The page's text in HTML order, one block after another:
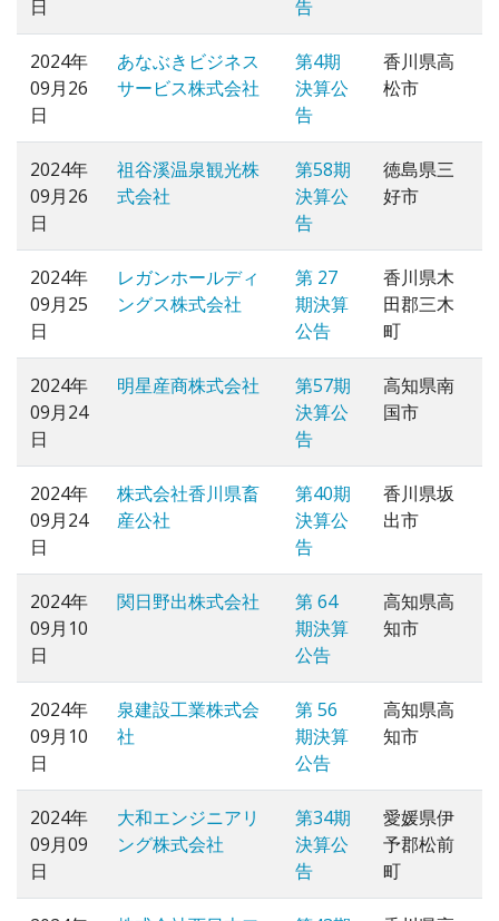
日 告
2024年
09月26
日
あなぶきビジネス
サービス株式会社
第4期
決算公
告
香川県高
松市
2024年
09月26
日
祖谷溪温泉観光株
式会社
第58期
決算公
告
徳島県三
好市
2024年
09月25
日
レガンホールディ
ングス株式会社
第 27
期決算
公告
香川県木
田郡三木
町
2024年
09月24
日
明星産商株式会社
第57期
決算公
告
高知県南
国市
2024年
09月24
日
株式会社香川県畜
産公社
第40期
決算公
告
香川県坂
出市
2024年
09月10
日
関日野出株式会社
第 64
期決算
公告
高知県高
知市
2024年
09月10
日
泉建設工業株式会
社
第 56
期決算
公告
高知県高
知市
2024年
09月09
日
大和エンジニアリ
ング株式会社
第34期
決算公
告
愛媛県伊
予郡松前
町